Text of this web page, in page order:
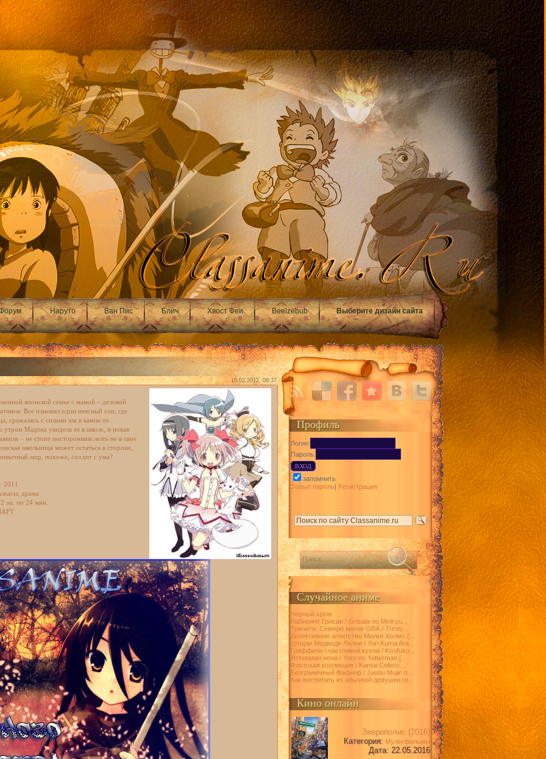
Наруто Ван Пис Блич Хвост Феи Beelzebub Выберите дизайн сайта
16.02.2012, 09:37
японской семье с мамой – деловой
Все изменил один неясный сон, где
сражалась с силами зла в каком-то
Мадока увидела ее в школе, и новая
– не стоит посторонним лезть не в свое
школьница может остаться в стороне,
мир, похоже, сходит с ума?
2011
драма
эп. по 24 мин.
Профиль
Логин:
Пароль:
запомнить
Забыл пароль| Регистрация
Случайное аниме
Чёрный хром
Лабиринт Грисаи / Grisaia no Meikyu...
Тринити: Семеро магов ОВА / Trinity...
Детективное агентство Милки Холмс (...
Шторм Медведя Лилии / Yuri Kuma Ara...
Граффити счастливой кухни / Koufuku...
Яттерман ночи / Yoru no Yatterman [...
Флотская коллекция / Kantai Collect...
Безграничный Фафнир / Juuou Mujin n...
Как воспитать из обычной девушки ге...
Кино онлайн
Зверополис (2016)
Категория: Мультфильмы
Дата: 22.05.2016